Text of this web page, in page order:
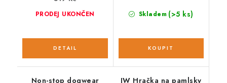
PRODEJ UKONČEN Skladem (>5 ks)
Non-stop dogwear
JW Hračka na pamlsky